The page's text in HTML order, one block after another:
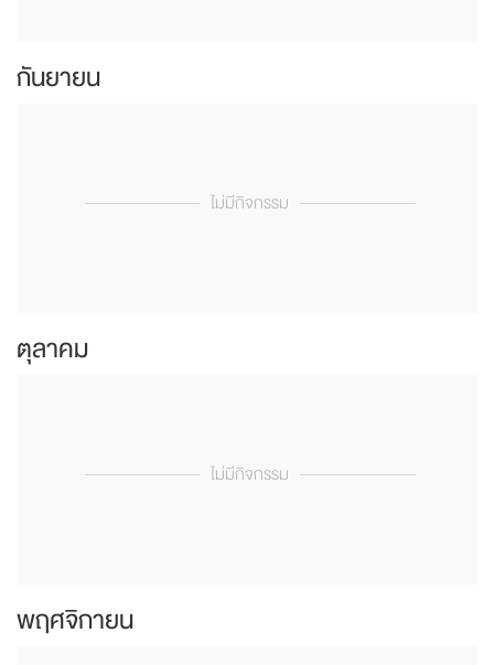
กันยายน
ไม่มีกิจกรรม
ตุลาคม
ไม่มีกิจกรรม
พฤศจิกายน